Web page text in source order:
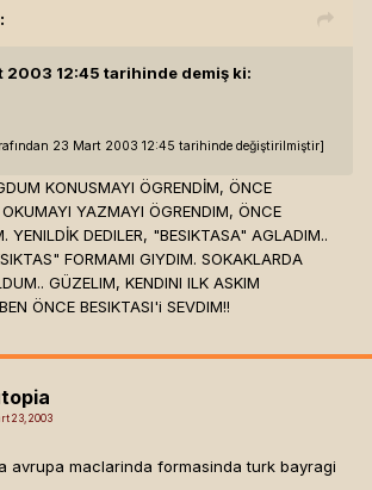
2003 12:45 tarihinde demiş ki:
23 Mart 2003 12:45 tarihinde değiştirilmiştir]
KONUSMAYI ÖGRENDİM, ÖNCE
YAZMAYI ÖGRENDIM, ÖNCE
YENILDİK DEDILER, "BESIKTASA" AGLADIM..
FORMAMI GIYDIM. SOKAKLARDA
GÜZELIM, KENDINI ILK ASKIM
ÖNCE BESIKTASI'i SEVDIM!!
23, 2003
avrupa maclarinda formasinda turk bayragi